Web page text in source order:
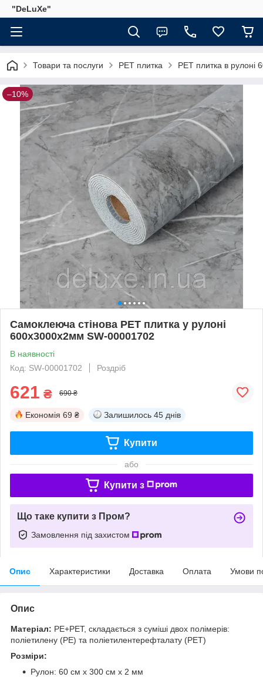
"DeLuХe"
Товари та послуги PET плитка PET плитка в рулоні
–10%
Самоклеюча стінова PET плитка у рулоні
600х3000х2мм SW-00001702
В наявності
Код: SW-00001702
Роздріб
621 ₴ 690 ₴
Економія 69 ₴ Залишилось 45 днів
Купити
або
Купити з
Що таке купити з Пром?
Замовлення під захистом
Опис Характеристики Доставка Оплата Умови
Опис
Матеріал: PE+PET, складається з суміші двох полімерів:
поліетилену (PE) та поліетилентерефталату (PET)
Розміри:
Рулон: 60 см х 300 см х 2 мм